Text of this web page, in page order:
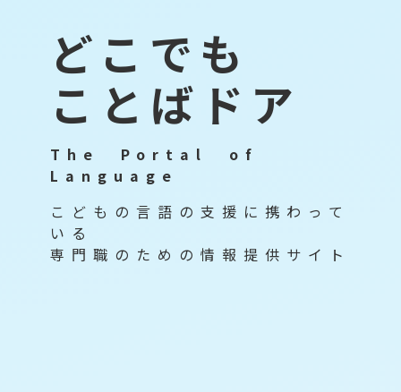
ど こ で も
こ と ば ド ア
T h e P o r t a l o f
L a n g u a g e
こ ど も の 言 語 の 支 援 に 携 わ っ て
い る
専 門 職 の た め の 情 報 提 供 サ イ ト